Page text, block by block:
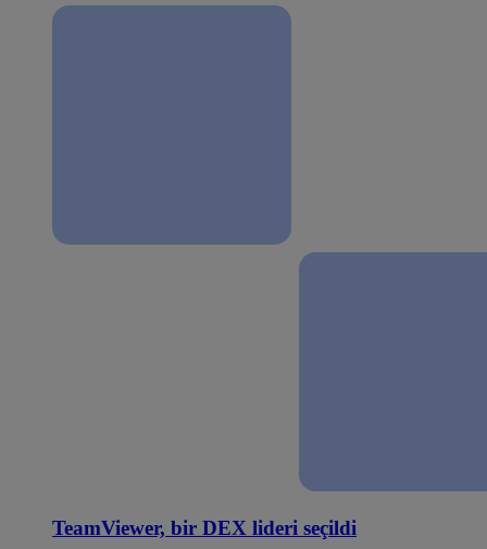
TeamViewer, bir DEX lideri seçildi